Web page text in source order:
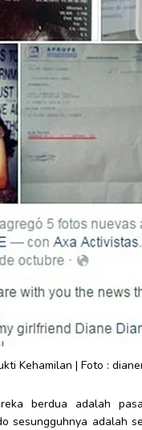
Kehamilan | Foto :
berdua adalah
sesungguhnya adalah